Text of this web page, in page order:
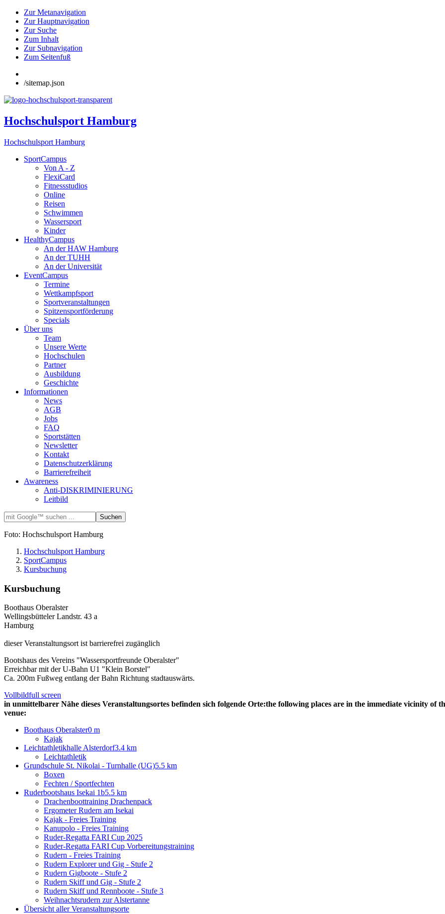
Zur Metanavigation
Zur Hauptnavigation
Zur Suche
Zum Inhalt
Zur Subnavigation
Zum Seitenfuß
/sitemap.json
Hochschulsport Hamburg
Hochschulsport Hamburg
SportCampus
Von A - Z
FlexiCard
Fitnessstudios
Online
Reisen
Schwimmen
Wassersport
Kinder
HealthyCampus
An der HAW Hamburg
An der TUHH
An der Universität
EventCampus
Termine
Wettkampfsport
Sportveranstaltungen
Spitzensportförderung
Specials
Über uns
Team
Unsere Werte
Hochschulen
Partner
Ausbildung
Geschichte
Informationen
News
AGB
Jobs
FAQ
Sportstätten
Newsletter
Kontakt
Datenschutzerklärung
Barrierefreiheit
Awareness
Anti-DISKRIMINIERUNG
Leitbild
Foto: Hochschulsport Hamburg
Hochschulsport Hamburg
SportCampus
Kursbuchung
Kursbuchung
Boothaus Oberalster
Wellingsbütteler Landstr. 43 a
Hamburg
dieser Veranstaltungsort ist barrierefrei zugänglich
Bootshaus des Vereins "Wassersportfreunde Oberalster"
Erreichbar mit der U-Bahn U1 "Klein Borstel"
Ca. 200m Fußweg entlang der Bahn Richtung stadtauswärts.
Vollbildfull screen
in unmittelbarer Nähe dieses Veranstaltungsortes befinden sich folgende Orte:the following places are in the immediate vicinity of
venue:
Boothaus Oberalster0 m
Kajak
Leichtathletikhalle Alsterdorf3.4 km
Leichtathletik
Grundschule St. Nikolai - Turnhalle (UG)5.5 km
Boxen
Fechten / Sportfechten
Ruderbootshaus Isekai 1b5.5 km
Drachenboottraining Drachenpack
Ergometer Rudern am Isekai
Kajak - Freies Training
Kanupolo - Freies Training
Ruder-Regatta FARI Cup 2025
Ruder-Regatta FARI Cup Vorbereitungstraining
Rudern - Freies Training
Rudern Explorer und Gig - Stufe 2
Rudern Gigboote - Stufe 2
Rudern Skiff und Gig - Stufe 2
Rudern Skiff und Rennboote - Stufe 3
Weihnachtsrudern zur Alstertanne
Übersicht aller Veranstaltungsorte